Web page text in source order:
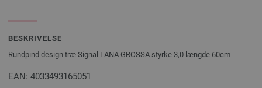
BESKRIVELSE
Rundpind design træ Signal LANA GROSSA styrke 3,0 længde 60cm
EAN: 4033493165051